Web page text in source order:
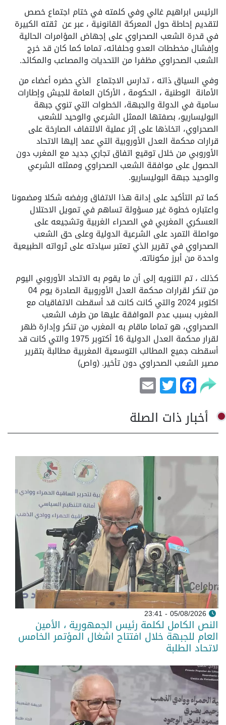
الرئيس ابراهيم غالي وفي كلمته في ختام اجتماع خصص
لتقديم إحاطة حول المعركة القانونية ، عبر عن ثقته الكبيرة
في قدرة الشعب الصحراوي على إجهاض المؤامرات الحالية
وإفشال مخططات العدو وحلفائه، تماما كما كان قد خرج
الشعب الصحراوي مظفرا من التحديات والمصاعب والمكائد.
وفي السياق ذاته ، تدارس الاجتماع الذي حضره أعضاء من
الأمانة الوطنية ، الحكومة ، الأركان العامة للجيش وإطارات
سامية في الدولة والجبهة، الخطوات التي تنوي جبهة
البوليساريو، بصفتها الممثل الشرعي والوحيد للشعب
الصحراوي، اتخاذها على إثر عملية الالتفاف الصارخة على
قرارات محكمة العدل الأوروبية التي عمد إليها الاتحاد
الأوروبي من خلال توقيع اتفاق تجاري جديد مع المغرب دون
الحصول على موافقة الشعب الصحراوي وممثله الشرعي
والوحيد جبهة البوليساريو.
كما تم التأكيد على إدانة هذا الاتفاق ورفضه شكلا ومضمونا
واعتباره خطوة غير مسؤولة تساهم في تمويل الاحتلال
العسكري المغربي في الصحراء الغربية وتشجيعه على
مواصلة التمرد على الشرعية الدولية وعلى حق الشعب
الصحراوي في تقرير الذي تعتبر سيادته على ثرواته الطبيعية
واحدة من أبرز مكوناته.
كذلك ، تم التنويه إلى أن ما يقوم به الاتحاد الأوروبي اليوم
من تنكر لقرارات محكمة العدل الأوروبية الصادرة يوم 04
اكتوبر 2024 والتي كانت كانت قد أسقطت الاتفاقيات مع
المغرب بسبب عدم الموافقة عليها من طرف الشعب
الصحراوي، هو تماما ماقام به المغرب من تنكر وإدارة ظهر
لقرار محكمة العدل الدولية 16 أكتوبر 1975 والتي كانت قد
أسقطت جميع المطالب التوسعية المغربية مطالبة بتقرير
مصير الشعب الصحراوي دون تأخير. (واص)
Facebook
Twitter
أخبار ذات الصلة
05/08/2026 - 23:41
النص الكامل لكلمة رئيس الجمهورية ، الأمين
العام للجبهة خلال افتتاح اشغال المؤتمر الخامس
لاتحاد الطلبة